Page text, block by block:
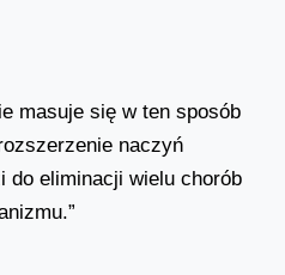
masuje się w ten sposób
naczyń
do eliminacji wielu chorób